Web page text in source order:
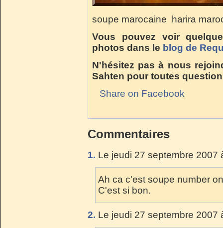
soupe marocaine harira
Vous pouvez voir
photos dans le blog de
N'hésitez pas à nous
Sahten pour toutes
Share on Facebook
Commentaires
1. Le jeudi 27 septembre 2007
Ah ca c'est soupe number
C'est si bon.
2. Le jeudi 27 septembre 2007